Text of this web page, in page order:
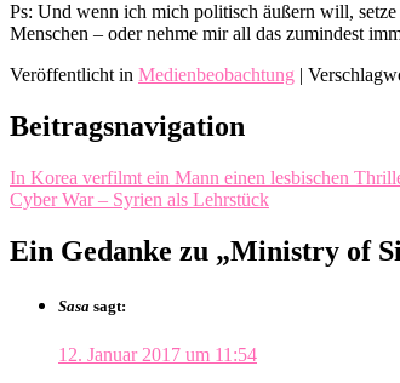
Ps: Und wenn ich mich politisch äußern will,
Menschen – oder nehme mir all das zumindest
Veröffentlicht in Medienbeobachtung |
Beitragsnavigation
In Korea verfilmt ein Mann einen lesbischen
Cyber War – Syrien als Lehrstück
Ein Gedanke zu „Ministry of
Sasa sagt:
12. Januar 2017 um 11:54